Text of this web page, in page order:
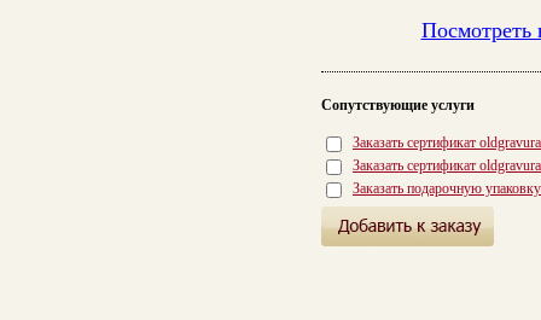
Посмотреть
Сопутствующие услуги
Заказать сертификат
Заказать сертификат
Заказать подарочную